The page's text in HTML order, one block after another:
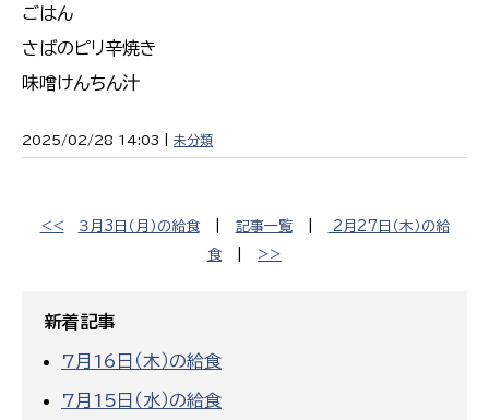
ごはん
さばのピリ辛焼き
味噌けんちん汁
2025/02/28 14:03 | 未分類
<< ３月3日（月）の給食| 記事一覧|
2月27日（木）の給
食
>>
新着記事
7月16日（木）の給食
7月15日（水）の給食